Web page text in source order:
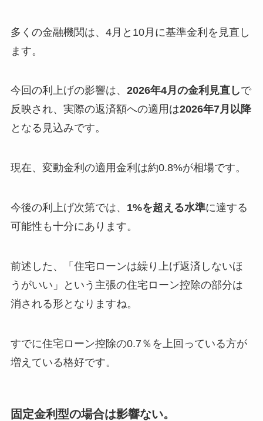
多くの金融機関は、4月と10月に基準金利を見直し
ます。
今回の利上げの影響は、 2026年4月の金利見直しで
反映され、実際の返済額への適用は2026年7月以降
となる見込みです。
現在、変動金利の適用金利は約0.8%が相場です。
今後の利上げ次第では、 1%を超える水準に達する
可能性も十分にあります。
前述した、「住宅ローンは繰り上げ返済しないほ
うがいい」という主張の住宅ローン控除の部分は
消される形となりますね。
すでに住宅ローン控除の0.7％を上回っている方が
増えている格好です。
固定金利型の場合は影響ない。